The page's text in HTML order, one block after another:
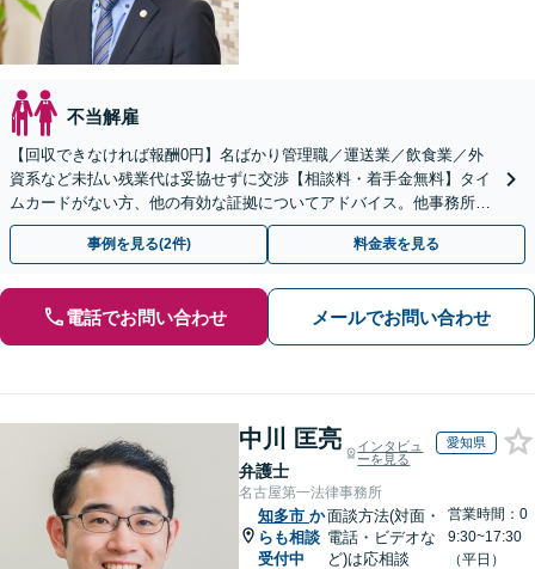
不当解雇
【回収できなければ報酬0円】名ばかり管理職／運送業／飲食業／外
資系など未払い残業代は妥協せずに交渉【相談料・着手金無料】タイ
ムカードがない方、他の有効な証拠についてアドバイス。他事務所で
断られた方もご相談ください。あなたの権利を守ります！
事例を見る(2件) 料金表を見る
電話でお問い合わせ メールでお問い合わせ
中川 匡亮
弁護士
インタビュ
ーを見る
愛知県
名古屋第一法律事務所
知多市 か
らも相談
受付中
面談方法(対面・
電話・ビデオな
ど)は応相談
営業時間：0
9:30~17:30
（平日）